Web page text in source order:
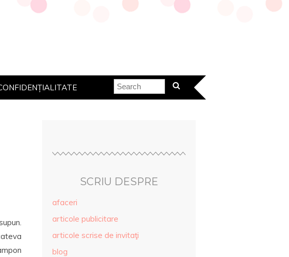
SCRIU DESPRE
afaceri
articole publicitare
articole scrise de invitaţi
blog